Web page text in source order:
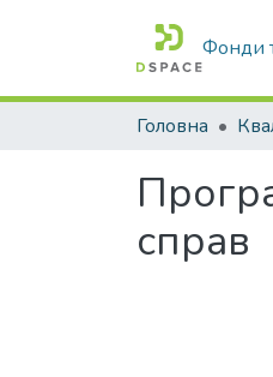
Фонди
Головна
справ